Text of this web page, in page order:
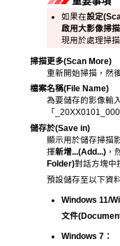
如果在設定
啟用大影像掃描
現用於處理掃
掃描更多(Scan More)
重新開始掃描，然
檔案名稱(File Name)
為要儲存的影像輸
「
儲存於(Save in)
顯示用於儲存掃描
擇新增...(Add...)，
Folder)對話方塊中
預設儲存至以下資
Windows 11/
文件
Windows 7 ：